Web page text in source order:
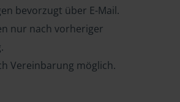
bevorzugt über E-Mail.
nur nach vorheriger
Vereinbarung möglich.